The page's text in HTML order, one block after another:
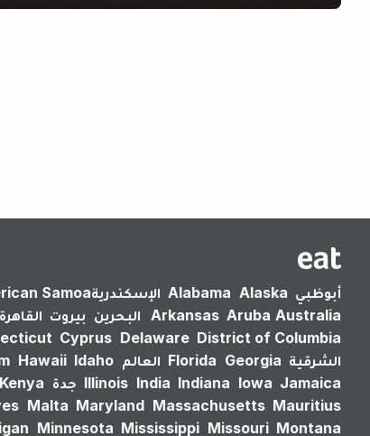
أبوظبي Alabama Alaska الإسكندرية‎Samoa
Arkansas Aruba Australia البحرين بيروت القاهرة
Cyprus Delaware District of Columbia
الشرقية
Florida Georgia العالم Hawaii Idaho
Illinois India Indiana Iowa Jamaica جدة Kenya
Malta Maryland Massachusetts Mauritius
Minnesota Mississippi Missouri Montana